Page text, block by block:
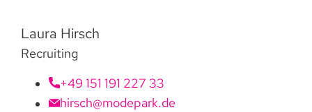
Laura Hirsch
Recruiting
+49 151 191 227 33
hirsch@modepark.de